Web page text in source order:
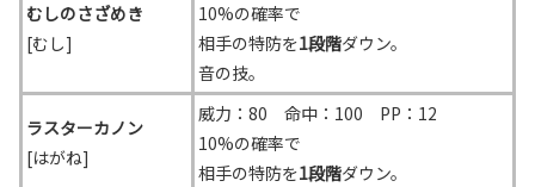
むしのさざめき
[むし]
10%の確率で
相手の特防を1段階ダウン。
音の技。
ラスターカノン
[はがね]
威力：80 命中：100 PP：12
10%の確率で
相手の特防を1段階ダウン。